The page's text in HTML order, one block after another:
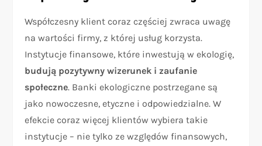
Współczesny klient coraz częściej zwraca uwagę
na wartości firmy, z której usług korzysta.
Instytucje finansowe, które inwestują w ekologię,
budują pozytywny wizerunek i zaufanie
społeczne. Banki ekologiczne postrzegane są
jako nowoczesne, etyczne i odpowiedzialne. W
efekcie coraz więcej klientów wybiera takie
instytucje – nie tylko ze względów finansowych,